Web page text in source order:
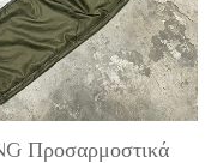
Προσαρμοστικά